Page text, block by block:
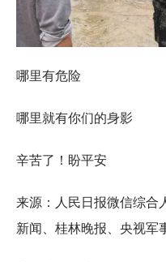
哪里有危险
哪里就有你们的身影
辛苦了！盼平安
来源：人民日报微信综合
新闻、桂林晚报、央视军